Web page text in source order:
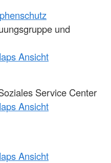
und
Ansicht
Service Center
Ansicht
Ansicht